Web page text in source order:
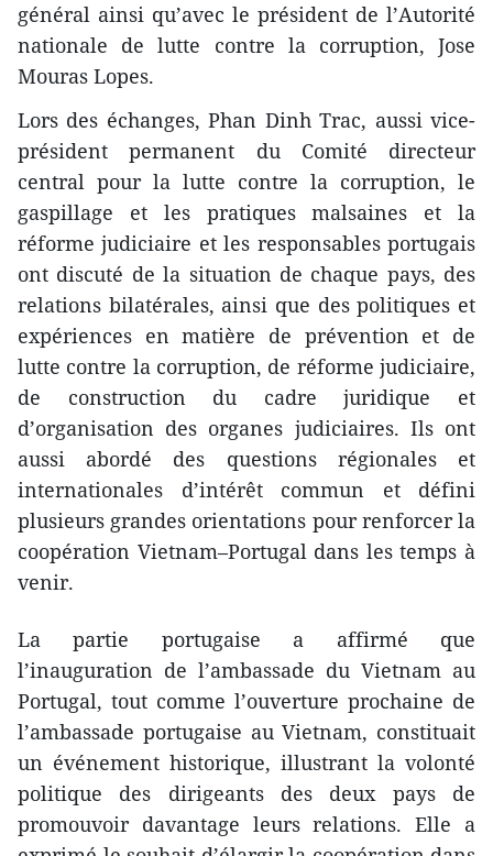
général ainsi qu’avec le président de l’Autorité
nationale de lutte contre la corruption, Jose
Mouras Lopes.
Lors des échanges, Phan Dinh Trac, aussi vice-
président permanent du Comité directeur
central pour la lutte contre la corruption, le
gaspillage et les pratiques malsaines et la
réforme judiciaire et les responsables portugais
ont discuté de la situation de chaque pays, des
relations bilatérales, ainsi que des politiques et
expériences en matière de prévention et de
lutte contre la corruption, de réforme judiciaire,
de construction du cadre juridique et
d’organisation des organes judiciaires. Ils ont
aussi abordé des questions régionales et
internationales d’intérêt commun et défini
plusieurs grandes orientations pour renforcer la
coopération Vietnam–Portugal dans les temps à
venir.
La partie portugaise a affirmé que
l’inauguration de l’ambassade du Vietnam au
Portugal, tout comme l’ouverture prochaine de
l’ambassade portugaise au Vietnam, constituait
un événement historique, illustrant la volonté
politique des dirigeants des deux pays de
promouvoir davantage leurs relations. Elle a